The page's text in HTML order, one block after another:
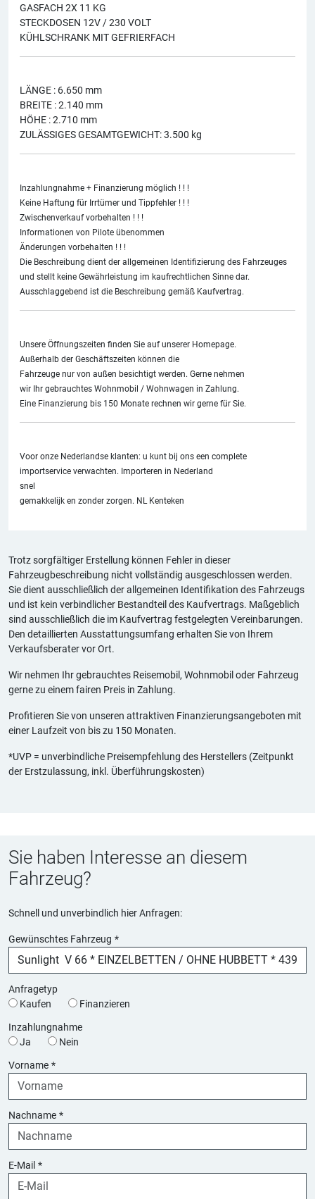
GASFACH 2X 11 KG
STECKDOSEN 12V / 230 VOLT
KÜHLSCHRANK MIT GEFRIERFACH
LÄNGE : 6.650 mm
BREITE : 2.140 mm
HÖHE : 2.710 mm
ZULÄSSIGES GESAMTGEWICHT: 3.500 kg
Inzahlungnahme + Finanzierung möglich ! ! !
Keine Haftung für Irrtümer und Tippfehler ! ! !
Zwischenverkauf vorbehalten ! ! !
Informationen von Pilote übenommen
Änderungen vorbehalten ! ! !
Die Beschreibung dient der allgemeinen Identifizierung des Fahrzeuges
und stellt keine Gewährleistung im kaufrechtlichen Sinne dar.
Ausschlaggebend ist die Beschreibung gemäß Kaufvertrag.
Unsere Öffnungszeiten finden Sie auf unserer Homepage.
Außerhalb der Geschäftszeiten können die
Fahrzeuge nur von außen besichtigt werden. Gerne nehmen
wir Ihr gebrauchtes Wohnmobil / Wohnwagen in Zahlung.
Eine Finanzierung bis 150 Monate rechnen wir gerne für Sie.
Voor onze Nederlandse klanten: u kunt bij ons een complete
importservice verwachten. Importeren in Nederland
snel
gemakkelijk en zonder zorgen. NL Kenteken
Trotz sorgfältiger Erstellung können Fehler in dieser
Fahrzeugbeschreibung nicht vollständig ausgeschlossen werden.
Sie dient ausschließlich der allgemeinen Identifikation des Fahrzeugs
und ist kein verbindlicher Bestandteil des Kaufvertrags. Maßgeblich
sind ausschließlich die im Kaufvertrag festgelegten Vereinbarungen.
Den detaillierten Ausstattungsumfang erhalten Sie von Ihrem
Verkaufsberater vor Ort.
Wir nehmen Ihr gebrauchtes Reisemobil, Wohnmobil oder Fahrzeug
gerne zu einem fairen Preis in Zahlung.
Profitieren Sie von unseren attraktiven Finanzierungsangeboten mit
einer Laufzeit von bis zu 150 Monaten.
*UVP = unverbindliche Preisempfehlung des Herstellers (Zeitpunkt
der Erstzulassung, inkl. Überführungskosten)
Sie haben Interesse an diesem
Fahrzeug?
Schnell und unverbindlich hier Anfragen:
Gewünschtes Fahrzeug *
Anfragetyp
Kaufen
Finanzieren
Inzahlungnahme
Ja
Nein
Vorname *
Nachname *
E-Mail *